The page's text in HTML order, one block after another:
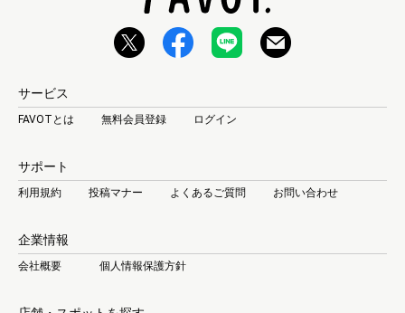
サービス
FAVOTとは 無料会員登録 ログイン
サポート
利用規約 投稿マナー よくあるご質問 お問い合わせ
企業情報
会社概要 個人情報保護方針